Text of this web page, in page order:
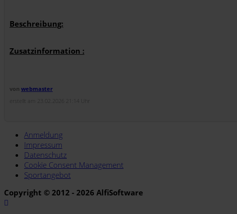
Beschreibung:
Zusatzinformation :
von webmaster
erstellt am 23.02.2026 21:14 Uhr
Anmeldung
Impressum
Datenschutz
Cookie Consent Management
Sportangebot
Copyright © 2012 - 2026 AlfiSoftware